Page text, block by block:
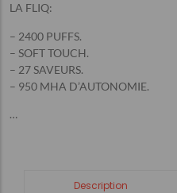
LA FLIQ:
– 2400 PUFFS.
– SOFT TOUCH.
– 27 SAVEURS.
– 950 MHA D’AUTONOMIE.
…
Description